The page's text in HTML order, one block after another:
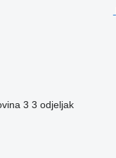
3 3 odjeljak